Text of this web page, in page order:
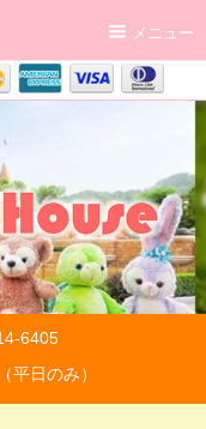
メニュー
6405
平日のみ）